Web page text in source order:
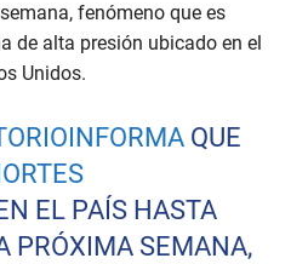
fenómeno que es
de alta presión ubicado en el
Unidos.
QUE
EL PAÍS HASTA
PRÓXIMA SEMANA,